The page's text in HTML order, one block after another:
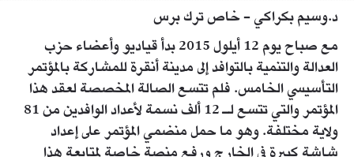
د.وسيم بكراكي - خاص ترك برس
مع صباح يوم 12 أيلول 2015 بدأ قياديو وأعضاء حزب
العدالة والتنمية بالتوافد إلى مدينة أنقرة للمشاركة بالمؤتمر
التأسيسي الخامس. فلم تتسع الصالة المخصصة لعقد هذا
المؤتمر والتي تتسع لـ 12 ألف نسمة لأعداد الوافدين من 81
ولاية مختلفة. وهو ما حمل منضمي المؤتمر على إعداد